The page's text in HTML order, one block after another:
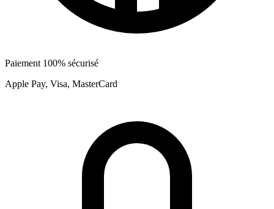
Paiement 100% sécurisé
Apple Pay, Visa, MasterCard